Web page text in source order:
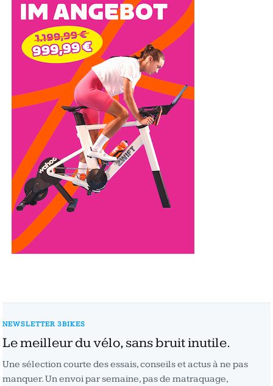
NEWSLETTER 3BIKES
Le meilleur du vélo, sans bruit inutile.
Une sélection courte des essais, conseils et actus à ne pas
manquer. Un envoi par semaine, pas de matraquage,